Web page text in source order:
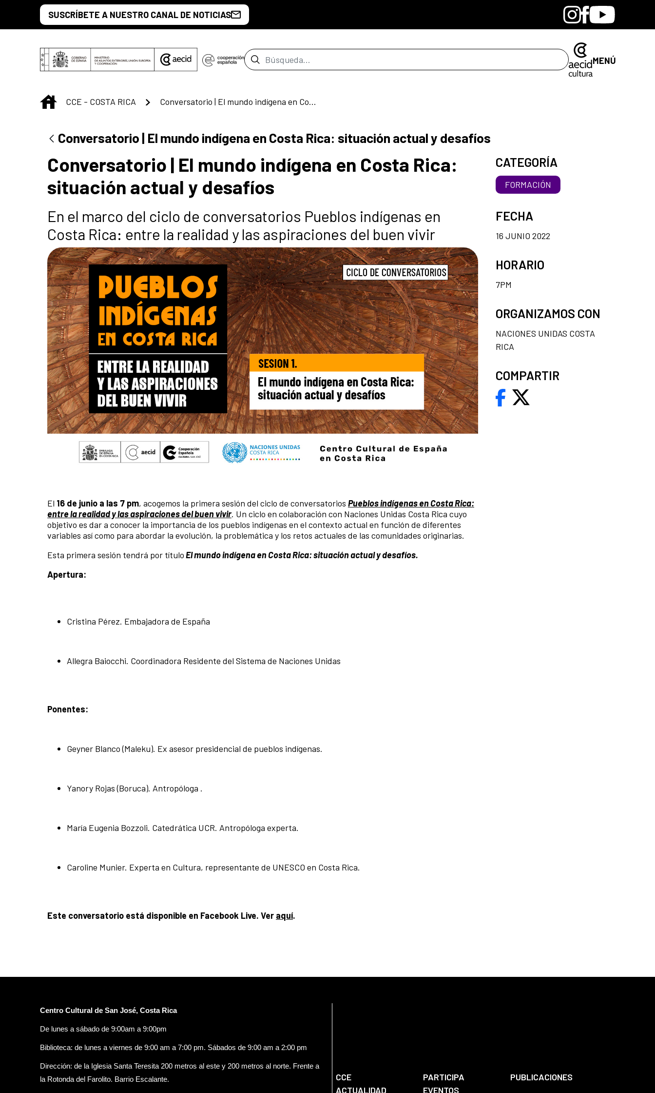
Saltar al contenido principal
SUSCRÍBETE A NUESTRO CANAL DE NOTICIAS BandcampInstagram
Facebook
Youtube
Barra de búsqueda MENÚ
INICIO
CCE - COSTA RICA Conversatorio | El mundo indígena en Costa Rica: situación actual y desafíos
Conversatorio | El mundo indígena en Costa Rica: situación actual y desafíos
Conversatorio | El mundo indígena en Costa Rica:
situación actual y desafíos
En el marco del ciclo de conversatorios Pueblos indígenas en
Costa Rica: entre la realidad y las aspiraciones del buen vivir
El 16 de junio a las 7 pm, acogemos la primera sesión del ciclo de conversatorios Pueblos indígenas en Costa Rica:
entre la realidad y las aspiraciones del buen vivir. Un ciclo en colaboración con Naciones Unidas Costa Rica cuyo
objetivo es dar a conocer la importancia de los pueblos indígenas en el contexto actual en función de diferentes
variables así como para abordar la evolución, la problemática y los retos actuales de las comunidades originarias.
Esta primera sesión tendrá por títuloEl mundo indígena en Costa Rica: situación actual y desafíos.
Apertura:
Cristina Pérez. Embajadora de España
Allegra Baiocchi. Coordinadora Residente del Sistema de Naciones Unidas
Ponentes:
Geyner Blanco (Maleku). Ex asesor presidencial de pueblos indígenas.
Yanory Rojas (Boruca). Antropóloga .
María Eugenia Bozzoli. Catedrática UCR. Antropóloga experta.
Caroline Munier. Experta en Cultura, representante de UNESCO en Costa Rica.
Este conversatorio está disponible en Facebook Live. Ver aquí.
CATEGORÍA
FORMACIÓN
FECHA
16 JUNIO 2022
HORARIO
7PM
ORGANIZAMOS CON
NACIONES UNIDAS COSTA
RICA
COMPARTIR
Centro Cultural de San José, Costa Rica
De lunes a sábado de 9:00am a 9:00pm
Biblioteca: de lunes a viernes de 9:00 am a 7:00 pm. Sábados de 9:00 am a 2:00 pm
Dirección: de la Iglesia Santa Teresita 200 metros al este y 200 metros al norte. Frente a
la Rotonda del Farolito. Barrio Escalante.
CCE PARTICIPA
PUBLICACIONES
ACTUALIDAD
EVENTOS